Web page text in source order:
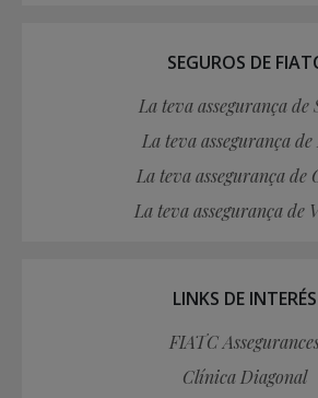
SEGUROS DE
La teva assegurança de
La teva assegurança
La teva assegurança de
La teva assegurança de
LINKS DE INTERÉS
FIATC
Clínica Diagonal